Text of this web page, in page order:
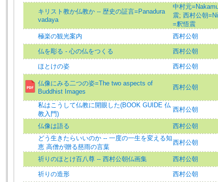
キリスト教か仏教か -- 歴史の証言=Panadura
vadaya
中村元
震; 西村公朝
=釈悟震
極楽の観光案内
西村公朝
仏を彫る - 心の仏をつくる 西村公朝
ほとけの姿 西村公朝
仏像にみる二つの姿=The two aspects of
Buddhist Images
西村公朝
私はこうして仏教に開眼した(BOOK GUIDE 仏
教入門)
西村公朝
仏像は語る
西村公朝
どう生きたらいいのか -- 一度の一生を変える知
恵 高僧が贈る慈雨の言葉
西村公朝
祈りのほとけ百八尊 -- 西村公朝仏画集 西村公朝
祈りの造形
西村公朝